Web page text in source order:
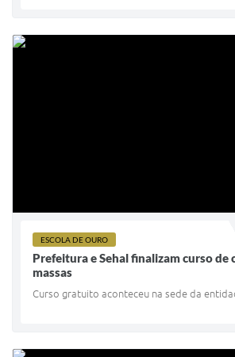
Mobilidade Urbana Sustentável
Sistema Colab
Autarquias
ESCOLA DE OURO
Prefeitura e Sehal finalizam curso de
massas
Curso gratuito aconteceu na sede da